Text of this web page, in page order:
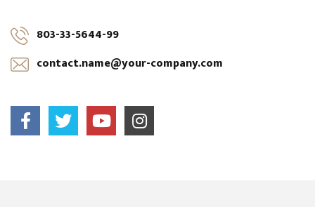
803-33-5644-99
contact.name@your-company.com